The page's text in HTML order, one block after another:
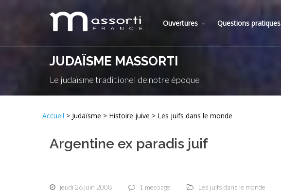
Ouvertures Questions pratiques
JUDAÏSME MASSORTI
Le judaïsme traditionel de notre époque
Accueil > Judaïsme > Histoire juive > Les juifs dans le monde
Argentine ex paradis juif
jeudi 26 juin 2008 1 message Les juifs dans le monde